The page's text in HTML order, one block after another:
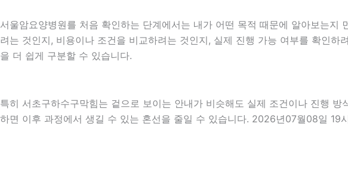
서울암요양병원를 처음 확인하는 단계에서는 내가 어떤 목적 때문에 알아보는
려는 것인지, 비용이나 조건을 비교하려는 것인지, 실제 진행 가능 여부를 확인
을 더 쉽게 구분할 수 있습니다.
특히 서초구하수구막힘는 겉으로 보이는 안내가 비슷해도 실제 조건이나 진행
하면 이후 과정에서 생길 수 있는 혼선을 줄일 수 있습니다. 2026년07월08일